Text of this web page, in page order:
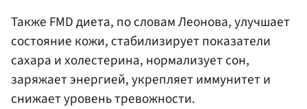
Также FMD диета, по словам Леонова, улучшает
состояние кожи, стабилизирует показатели
сахара и холестерина, нормализует сон,
заряжает энергией, укрепляет иммунитет и
снижает уровень тревожности.